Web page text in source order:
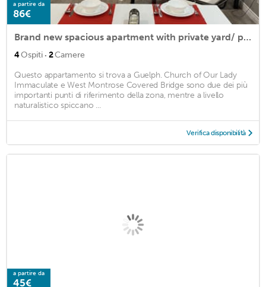
a partire da
86€
Brand new spacious apartment with private yard/ patio
4Ospiti · 2Camere
Questo appartamento si trova a Guelph. Church of Our Lady
Immaculate e West Montrose Covered Bridge sono due dei più
importanti punti di riferimento della zona, mentre a livello
naturalistico spiccano ...
Verifica disponibilità
a partire da
45€